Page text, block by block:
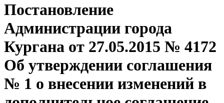
Постановление
Администрации города
Кургана от 27.05.2015 № 4172
Об утверждении соглашения
№ 1 о внесении изменений в